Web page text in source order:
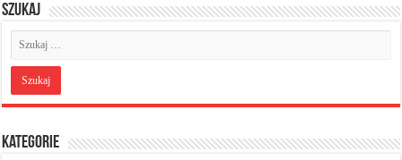
Szukaj
Kategorie